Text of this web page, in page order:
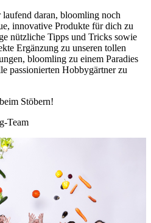
daran, bloomling noch
innovative Produkte für dich zu
nützliche Tipps und Tricks sowie
Ergänzung zu unseren tollen
bloomling zu einem Paradies
passionierten Hobbygärtner zu
Stöbern!
Team